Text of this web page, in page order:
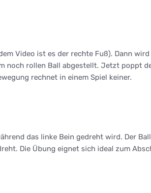
Video ist es der rechte Fuß). Dann
noch rollen Ball abgestellt. Jetzt poppt
rechnet in einem Spiel keiner.
das linke Bein gedreht wird. Der
Die Übung eignet sich ideal zum